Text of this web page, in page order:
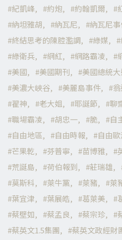
紀凱峰
約炮 約翰凱爾
納坦雅胡
納瓦尼 納瓦尼
終結思考的陳腔濫調
綠媒
綠衛兵
網紅 網路霸凌
美國
美國期刊 美國總統
美濃大峽谷
美麗島事件
翟神
老大姐 耶誕節 聊
職場霸凌
胡忠一 脆 自
自由地區
自由時報 自由
芒果乾
芬普寧 苗博雅
荒誕島
荷伯報到 莊瑞雄
莫斯科
萊牛黨 萊豬 萊
葉宜津
葉展皓 葛萊美
蔡壁如
蔡孟良 蔡宗珍
蔡英文1.5集團
蔡英文政經財